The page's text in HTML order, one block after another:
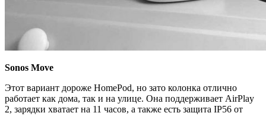
Sonos Move
Этот вариант дороже HomePod, но зато колонка отлично
работает как дома, так и на улице. Она поддерживает AirPlay
2, зарядки хватает на 11 часов, а также есть защита IP56 от